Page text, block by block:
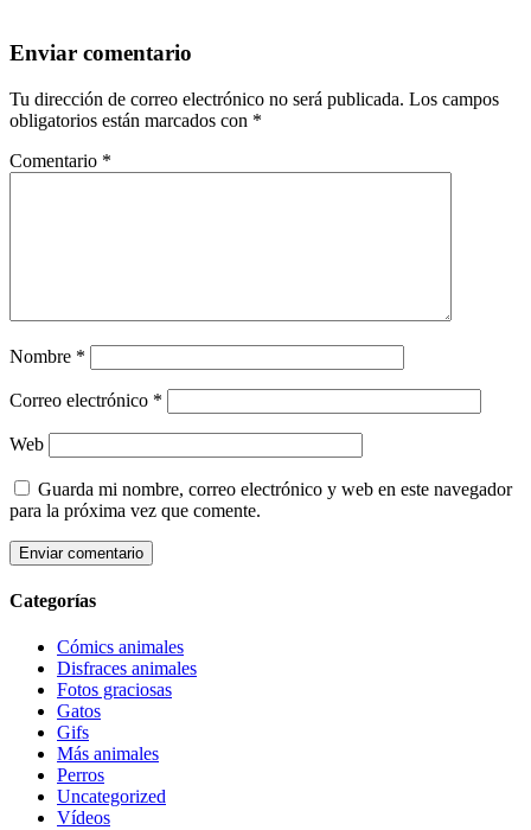
Enviar comentario
Tu dirección de correo electrónico no será publicada. Los campos
obligatorios están marcados con *
Comentario *
Nombre *
Correo electrónico *
Web
Guarda mi nombre, correo electrónico y web en este navegador
para la próxima vez que comente.
Categorías
Cómics animales
Disfraces animales
Fotos graciosas
Gatos
Gifs
Más animales
Perros
Uncategorized
Vídeos